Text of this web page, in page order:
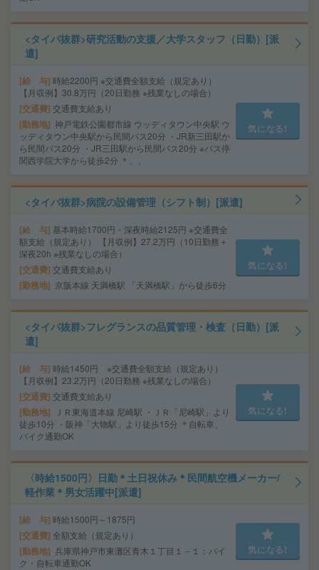
<タイパ抜群>研究活動の支援／大学スタッフ（日勤）[派
遣]
給 与 時給2200円 ※交通費全額支給（規定あり）
【月収例】30.8万円（20日勤務 ※残業なしの場合）
交通費 交通費支給あり
勤務地 神戸電鉄公園都市線 ウッディタウン中央駅 ウ
ッディタウン中央駅から民間バス20分 ・JR新三田駅か
ら民間バス20分 ・JR三田駅から民間バス20分 ※バス停
関西学院大学から徒歩2分 ＊、、
気になる!
<タイパ抜群>病院の設備管理（シフト制）[派遣]
給 与 基本時給1700円・深夜時給2125円 ※交通費全
額支給（規定あり） 【月収例】27.2万円（10日勤務＋
深夜20h ※残業なしの場合）
交通費 交通費支給あり
勤務地 京阪本線 天満橋駅 「天満橋駅」から徒歩6分
気になる!
<タイパ抜群>フレグランスの品質管理・検査（日勤）[派
遣]
給 与 時給1450円 ※交通費全額支給（規定あり）
【月収例】23.2万円（20日勤務 ※残業なしの場合）
交通費 交通費支給あり
勤務地
ＪＲ東海道本線 尼崎駅 ・ＪＲ「尼崎駅」より
徒歩10分 ・阪神「大物駅」より徒歩15分 ＊自転車、
バイク通勤OK
気になる!
〈時給1500円〉日勤＊土日祝休み＊民間航空機メーカー/
軽作業＊男女活躍中[派遣]
給 与 時給1500円～1875円
交通費 全額支給（規定あり）
勤務地 兵庫県神戸市東灘区青木１丁目１－１：バイ
ク・自転車通勤OK
気になる!